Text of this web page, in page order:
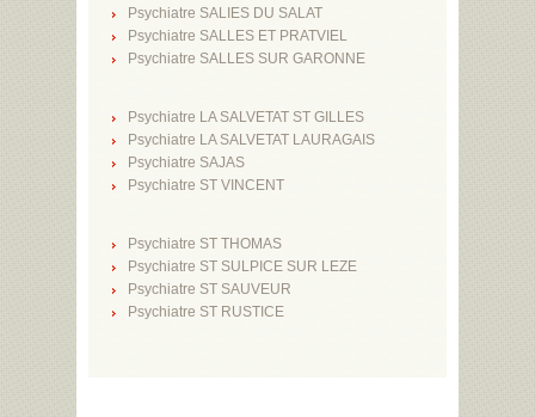
Psychiatre SALIES DU SALAT
Psychiatre SALLES ET PRATVIEL
Psychiatre SALLES SUR GARONNE
Psychiatre LA SALVETAT ST GILLES
Psychiatre LA SALVETAT LAURAGAIS
Psychiatre SAJAS
Psychiatre ST VINCENT
Psychiatre ST THOMAS
Psychiatre ST SULPICE SUR LEZE
Psychiatre ST SAUVEUR
Psychiatre ST RUSTICE